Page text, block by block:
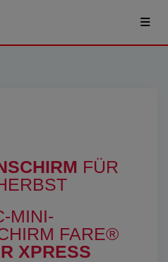
FÜR
MINI-
FARE®
XPRESS